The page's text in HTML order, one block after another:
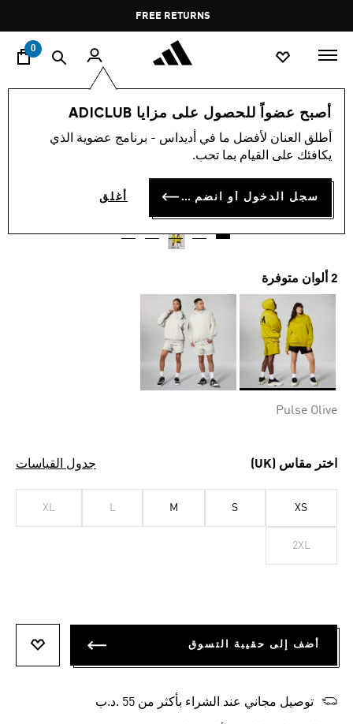
Pause
promotion
rotation
FREE RETURNS
0
أصبح عضواً للحصول على مزايا ADICLUB
أطلق العنان لأفضل ما في أديداس - برنامج عضوية الذي
يكافئك على القيام بما تحب.
سجل الدخول أو انضم الآن أغلق
-60%
BD 18.50
:السعر الأصلي لهذا المنتج Price reduced from
BD 46.25
to
2 ألوان متوفرة
Pulse Olive
اختر مقاس (UK) جدول القياسات
XS
S
M
L
XL
2XL
أضف إلى حقيبة التسوق
توصيل مجاني عند الشراء بأكثر من 55 .د.ب‎